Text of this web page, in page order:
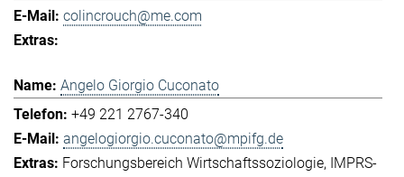
colincrouch@me.com
Angelo Giorgio Cuconato
+49 221 2767-340
angelogiorgio.cuconato@mpifg.de
Forschungsbereich Wirtschaftssoziologie IMPRS-